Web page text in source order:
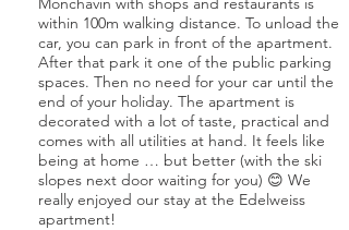
within 100m walking distance. To unload the
car, you can park in front of the apartment.
After that park it one of the public parking
spaces. Then no need for your car until the
end of your holiday. The apartment is
decorated with a lot of taste, practical and
comes with all utilities at hand. It feels like
being at home … but better (with the ski
slopes next door waiting for you) 😊 We
really enjoyed our stay at the Edelweiss
apartment!